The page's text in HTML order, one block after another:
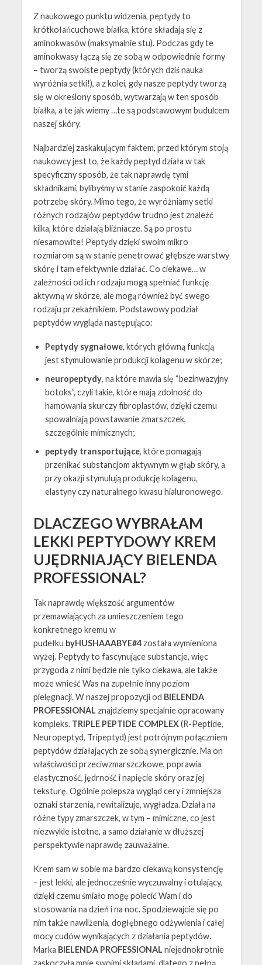
Z naukowego punktu widzenia, peptydy to
krótkołańcuchowe białka, które składają się z
aminokwasów (maksymalnie stu). Podczas gdy te
aminokwasy łączą się ze sobą w odpowiednie formy
– tworzą swoiste peptydy (których dziś nauka
wyróżnia setki!), a z kolei, gdy nasze peptydy tworzą
się w określony sposób, wytwarzają w ten sposób
białka, a te jak wiemy …te są podstawowym budulcem
naszej skóry.
Najbardziej zaskakującym faktem, przed którym stoją
naukowcy jest to, że każdy peptyd działa w tak
specyficzny sposób, że tak naprawdę tymi
składnikami, bylibyśmy w stanie zaspokoić każdą
potrzebę skóry. Mimo tego, że wyróżniamy setki
różnych rodzajów peptydów trudno jest znaleźć
kilka, które działają bliźniacze. Są po prostu
niesamowite! Peptydy dzięki swoim mikro
rozmiarom są w stanie penetrować głębsze warstwy
skórę i tam efektywnie działać. Co ciekawe… w
zależności od ich rodzaju mogą spełniać funkcję
aktywną w skórze, ale mogą również być swego
rodzaju przekaźnikiem. Podstawowy podział
peptydów wygląda następująco:
Peptydy sygnałowe, których główną funkcją
jest stymulowanie produkcji kolagenu w skórze;
neuropeptydy, na które mawia się “bezinwazyjny
botoks”, czyli takie, które mają zdolność do
hamowania skurczy fibroplastów, dzięki czemu
spowalniają powstawanie zmarszczek,
szczególnie mimicznych;
peptydy transportujące, które pomagają
przenikać substancjom aktywnym w głąb skóry, a
przy okazji stymulują produkcję kolagenu,
elastyny czy naturalnego kwasu hialuronowego.
DLACZEGO WYBRAŁAM
LEKKI PEPTYDOWY KREM
UJĘDRNIAJĄCY BIELENDA
PROFESSIONAL?
Tak naprawdę większość argumentów
przemawiających za umieszczeniem tego
konkretnego kremu w
pudełku byHUSHAAABYE#4została wymieniona
wyżej. Peptydy to fascynujące substancje, więc
przygoda z nimi będzie nie tylko ciekawa, ale także
może wnieść Was na zupełnie inny poziom
pielęgnacji. W naszej propozycji od BIELENDA
PROFESSIONAL znajdziemy specjalnie opracowany
kompleks. TRIPLE PEPTIDE COMPLEX(R-Peptide,
Neuropeptyd, Tripeptyd) jest potrójnym połączniem
peptydów działających ze sobą synergicznie. Ma on
właściwości przeciwzmarszczkowe, poprawia
elastyczność, jędrność i napięcie skóry oraz jej
teksturę. Ogólnie polepsza wygląd cery i zmniejsza
oznaki starzenia, rewitalizuje, wygładza. Działa na
różne typy zmarszczek, w tym – mimiczne, co jest
niezwykle istotne, a samo działanie w dłuższej
perspektywie naprawdę zauważalne.
Krem sam w sobie ma bardzo ciekawą konsystencję
– jest lekki, ale jednocześnie wyczuwalny i otulający,
dzięki czemu śmiało mogę polecić Wam i do
stosowania na dzień i na noc. Spodziewajcie się po
nim także nawilżenia, dogłębnego odżywienia i całej
mocy cudów wynikających z działania peptydów.
Marka BIELENDA PROFESSIONAL niejednokrotnie
zaskoczyła mnie swoimi składami, dlatego z pełną